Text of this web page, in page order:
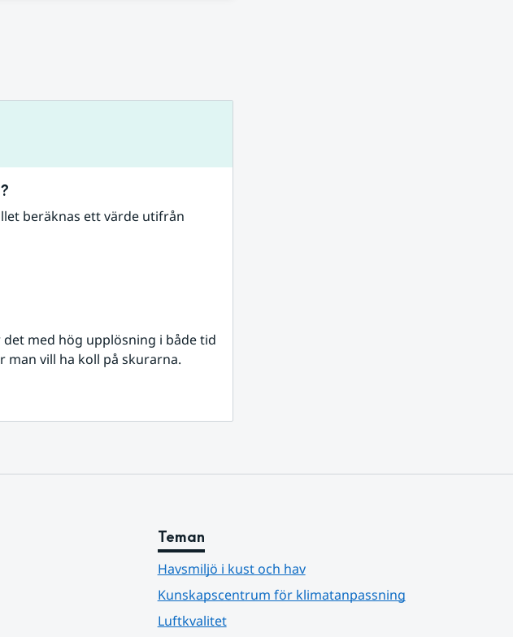
beräknas ett värde utifrån
med hög upplösning i både tid
vill ha koll på skurarna.
Teman
Havsmiljö i kust och hav
Kunskapscentrum för klimatanpassning
Luftkvalitet